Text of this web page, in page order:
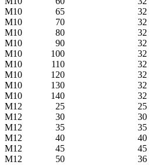
М10
65
32
М10
70
32
М10
80
32
М10
90
32
М10
100
32
М10
110
32
М10
120
32
М10
130
32
М10
140
32
М12
25
25
М12
30
30
М12
35
35
М12
40
40
М12
45
45
М12
50
36